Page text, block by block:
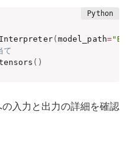
Interpreter( model_path=
て
( )
入力と出力の詳細を確認